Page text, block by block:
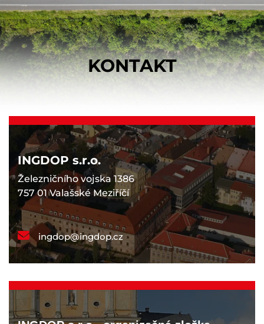
KONTAKT
INGDOP s.r.o.
Železničního vojska 1386
757 01 Valašské Meziříčí
ingdop@ingdop.cz